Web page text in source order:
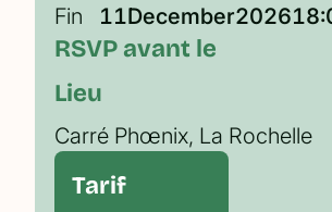
Fin
11December2026
RSVP avant le
Lieu
Carré Phœnix, La Rochelle
Tarif